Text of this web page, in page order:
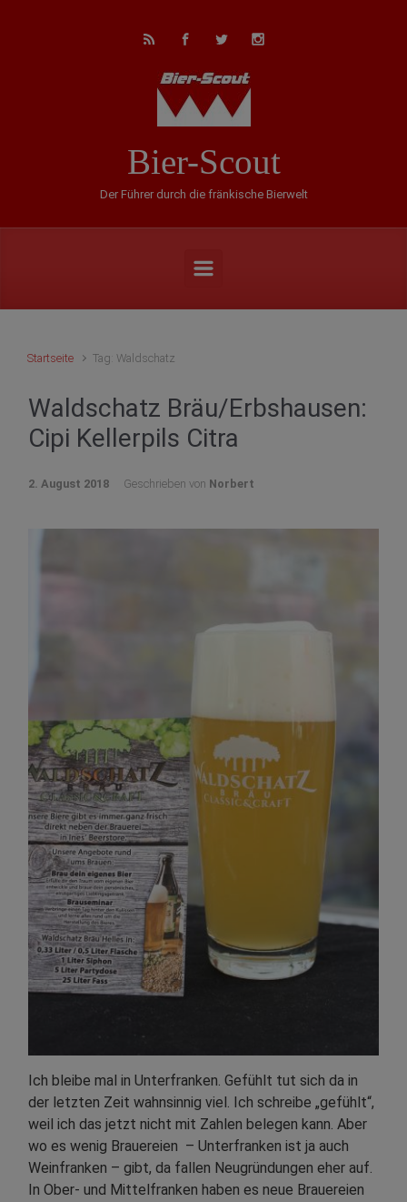
Bier-Scout
Der Führer durch die fränkische Bierwelt
Startseite Tag: Waldschatz
Waldschatz Bräu/Erbshausen:
Cipi Kellerpils Citra
2. August 2018 Geschrieben von Norbert
Ich bleibe mal in Unterfranken. Gefühlt tut sich da in
der letzten Zeit wahnsinnig viel. Ich schreibe „gefühlt“,
weil ich das jetzt nicht mit Zahlen belegen kann. Aber
wo es wenig Brauereien – Unterfranken ist ja auch
Weinfranken – gibt, da fallen Neugründungen eher auf.
In Ober- und Mittelfranken haben es neue Brauereien